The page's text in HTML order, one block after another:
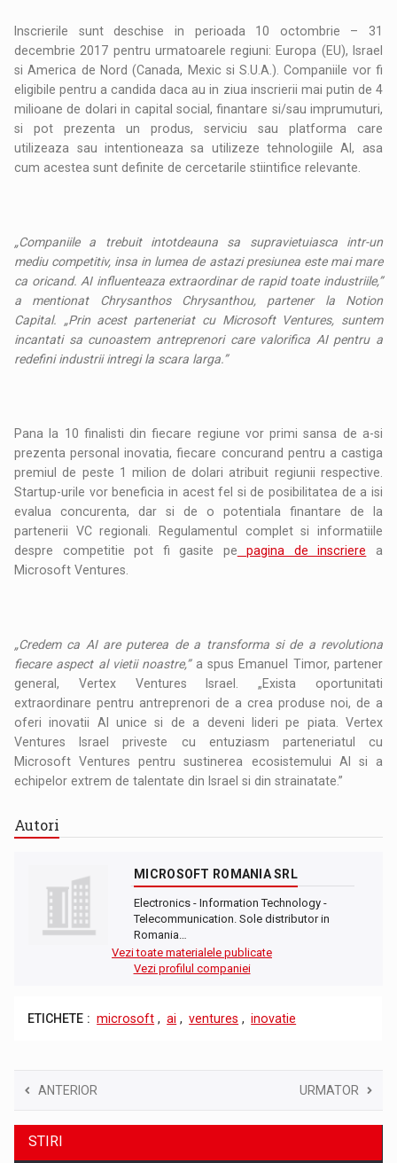
Inscrierile sunt deschise in perioada 10 octombrie – 31
decembrie 2017 pentru urmatoarele regiuni: Europa (EU), Israel
si America de Nord (Canada, Mexic si S.U.A.). Companiile vor fi
eligibile pentru a candida daca au in ziua inscrierii mai putin de 4
milioane de dolari in capital social, finantare si/sau imprumuturi,
si pot prezenta un produs, serviciu sau platforma care
utilizeaza sau intentioneaza sa utilizeze tehnologiile AI, asa
cum acestea sunt definite de cercetarile stiintifice relevante.
„Companiile a trebuit intotdeauna sa supravietuiasca intr-un
mediu competitiv, insa in lumea de astazi presiunea este mai mare
ca oricand. AI influenteaza extraordinar de rapid toate industriile,”
a mentionat Chrysanthos Chrysanthou, partener la Notion
Capital. „Prin acest parteneriat cu Microsoft Ventures, suntem
incantati sa cunoastem antreprenori care valorifica AI pentru a
redefini industrii intregi la scara larga.”
Pana la 10 finalisti din fiecare regiune vor primi sansa de a-si
prezenta personal inovatia, fiecare concurand pentru a castiga
premiul de peste 1 milion de dolari atribuit regiunii respective.
Startup-urile vor beneficia in acest fel si de posibilitatea de a isi
evalua concurenta, dar si de o potentiala finantare de la
partenerii VC regionali. Regulamentul complet si informatiile
despre competitie pot fi gasite pe pagina de inscriere a
Microsoft Ventures.
„Credem ca AI are puterea de a transforma si de a revolutiona
fiecare aspect al vietii noastre,”a spus Emanuel Timor, partener
general, Vertex Ventures Israel. „Exista oportunitati
extraordinare pentru antreprenori de a crea produse noi, de a
oferi inovatii AI unice si de a deveni lideri pe piata. Vertex
Ventures Israel priveste cu entuziasm parteneriatul cu
Microsoft Ventures pentru sustinerea ecosistemului AI si a
echipelor extrem de talentate din Israel si din strainatate.”
Autori
MICROSOFT ROMANIA SRL
Electronics - Information Technology -
Telecommunication. Sole distributor in
Romania…
Vezi toate materialele publicate
Vezi profilul companiei
ETICHETE : microsoft , ai , ventures , inovatie
ANTERIOR URMATOR
STIRI